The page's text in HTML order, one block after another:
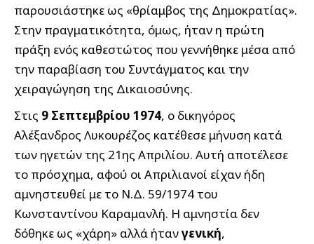
παρουσιάστηκε ως «θρίαμβος της Δημοκρατίας».
Στην πραγματικότητα, όμως, ήταν η πρώτη
πράξη ενός καθεστώτος που γεννήθηκε μέσα από
την παραβίαση του Συντάγματος και την
χειραγώγηση της Δικαιοσύνης.
Στις 9 Σεπτεμβρίου 1974, ο δικηγόρος
Αλέξανδρος Λυκουρέζος κατέθεσε μήνυση κατά
των ηγετών της 21ης Απριλίου. Αυτή αποτέλεσε
το πρόσχημα, αφού οι Απριλιανοί είχαν ήδη
αμνηστευθεί με το Ν.Δ. 59/1974 του
Κωνσταντίνου Καραμανλή. Η αμνηστία δεν
δόθηκε ως «χάρη» αλλά ήτανγενική,